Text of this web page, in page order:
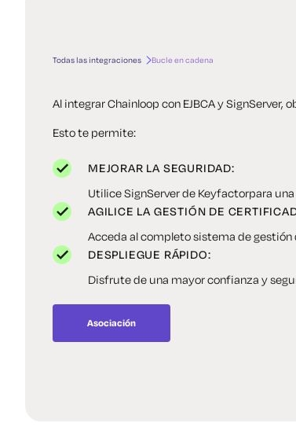
Todas las integraciones Bucle en cadena
Al integrar Chainloop con EJBCA y
Esto te permite:
MEJORAR LA SEGURIDAD:
Utilice SignServer de Keyfactorpara
AGILICE LA GESTIÓN DE
Acceda al completo sistema de gestión
DESPLIEGUE RÁPIDO:
Disfrute de una mayor confianza y
Asociación